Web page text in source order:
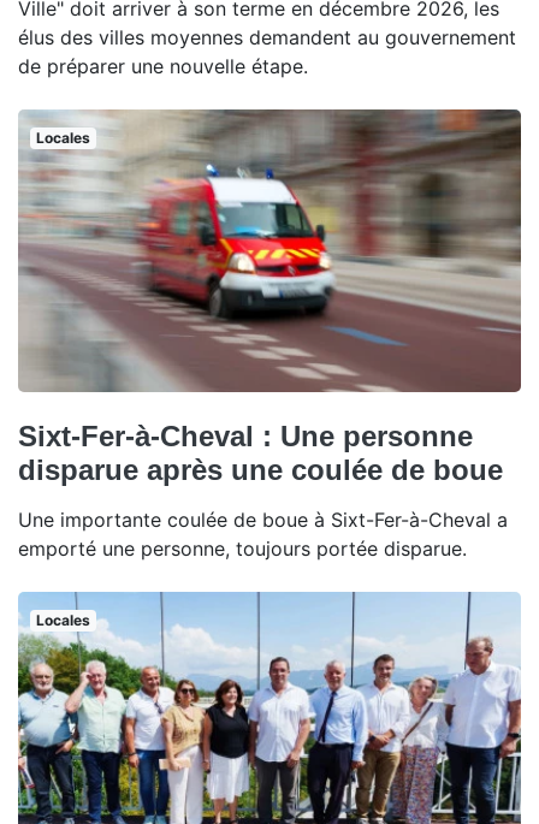
Ville" doit arriver à son terme en décembre 2026, les
élus des villes moyennes demandent au gouvernement
de préparer une nouvelle étape.
Locales
Sixt-Fer-à-Cheval : Une personne
disparue après une coulée de boue
Une importante coulée de boue à Sixt-Fer-à-Cheval a
emporté une personne, toujours portée disparue.
Locales